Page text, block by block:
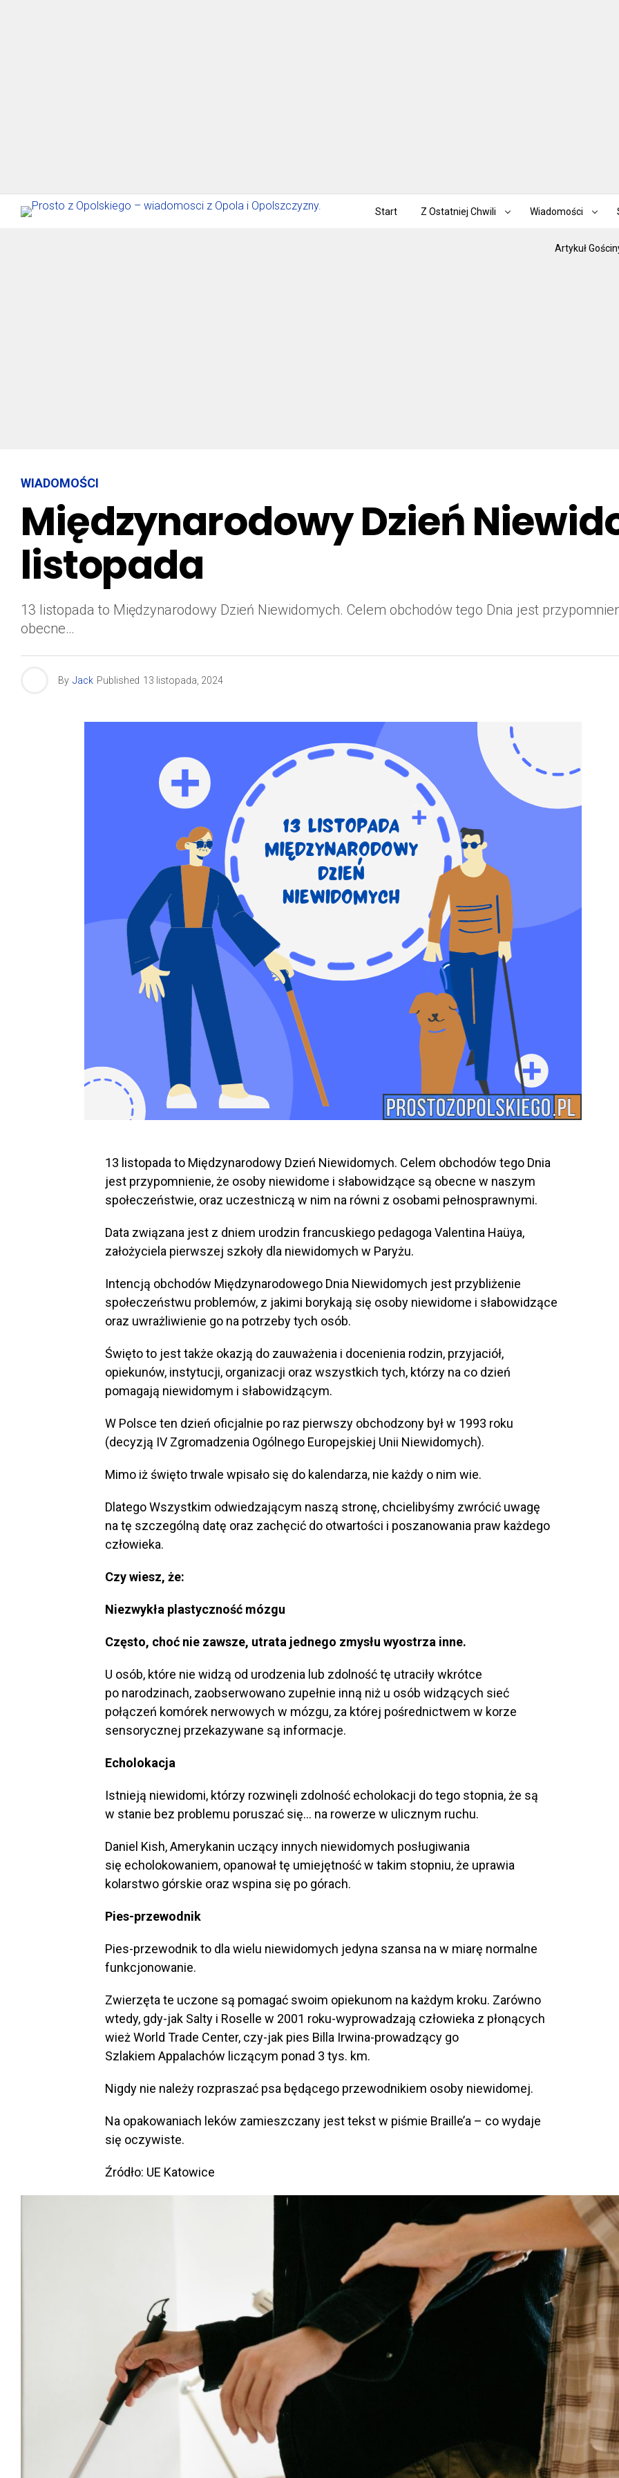
Start Z Ostatniej Chwili Wiadomości
Artykuł
WIADOMOŚCI
Międzynarodowy Dzień
listopada
13 listopada to Międzynarodowy Dzień Niewidomych. Celem obchodów tego Dnia jest
obecne…
By Jack Published 13 listopada, 2024
13 listopada to Międzynarodowy Dzień Niewidomych. Celem obchodów tego Dnia
jest przypomnienie, że osoby niewidome i słabowidzące są obecne w naszym
społeczeństwie, oraz uczestniczą w nim na równi z osobami pełnosprawnymi.
Data związana jest z dniem urodzin francuskiego pedagoga Valentina Haüya,
założyciela pierwszej szkoły dla niewidomych w Paryżu.
Intencją obchodów Międzynarodowego Dnia Niewidomych jest przybliżenie
społeczeństwu problemów, z jakimi borykają się osoby niewidome i słabowidzące
oraz uwrażliwienie go na potrzeby tych osób.
Święto to jest także okazją do zauważenia i docenienia rodzin, przyjaciół,
opiekunów, instytucji, organizacji oraz wszystkich tych, którzy na co dzień
pomagają niewidomym i słabowidzącym.
W Polsce ten dzień oficjalnie po raz pierwszy obchodzony był w 1993 roku
(decyzją IV Zgromadzenia Ogólnego Europejskiej Unii Niewidomych).
Mimo iż święto trwale wpisało się do kalendarza, nie każdy o nim wie.
Dlatego Wszystkim odwiedzającym naszą stronę, chcielibyśmy zwrócić uwagę
na tę szczególną datę oraz zachęcić do otwartości i poszanowania praw każdego
człowieka.
Czy wiesz, że:
Niezwykła plastyczność mózgu
Często, choć nie zawsze, utrata jednego zmysłu wyostrza inne.
U osób, które nie widzą od urodzenia lub zdolność tę utraciły wkrótce
po narodzinach, zaobserwowano zupełnie inną niż u osób widzących sieć
połączeń komórek nerwowych w mózgu, za której pośrednictwem w korze
sensorycznej przekazywane są informacje.
Echolokacja
Istnieją niewidomi, którzy rozwinęli zdolność echolokacji do tego stopnia, że są
w stanie bez problemu poruszać się… na rowerze w ulicznym ruchu.
Daniel Kish, Amerykanin uczący innych niewidomych posługiwania
się echolokowaniem, opanował tę umiejętność w takim stopniu, że uprawia
kolarstwo górskie oraz wspina się po górach.
Pies-przewodnik
Pies-przewodnik to dla wielu niewidomych jedyna szansa na w miarę normalne
funkcjonowanie.
Zwierzęta te uczone są pomagać swoim opiekunom na każdym kroku. Zarówno
wtedy, gdy-jak Salty i Roselle w 2001 roku-wyprowadzają człowieka z płonących
wież World Trade Center, czy-jak pies Billa Irwina-prowadzący go
Szlakiem Appalachów liczącym ponad 3 tys. km.
Nigdy nie należy rozpraszać psa będącego przewodnikiem osoby niewidomej.
Na opakowaniach leków zamieszczany jest tekst w piśmie Braille’a – co wydaje
się oczywiste.
Źródło: UE Katowice